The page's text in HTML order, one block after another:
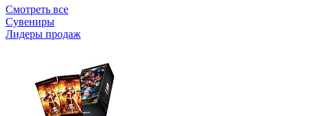
Смотреть все
Сувениры
Лидеры продаж